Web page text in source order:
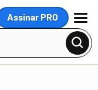
Assinar PRO
MENU